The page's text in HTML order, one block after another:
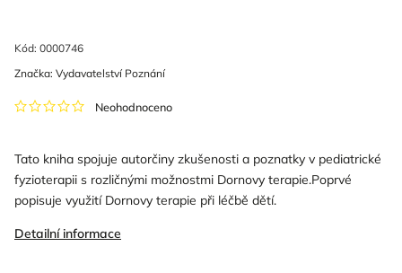
Kód: 0000746
Neohodnoceno
Tato kniha spojuje autorčiny zkušenosti a poznatky v pediatrické
fyzioterapii s rozličnými možnostmi Dornovy terapie.Poprvé
popisuje využití Dornovy terapie při léčbě dětí.
Detailní informace
Značka: Vydavatelství Poznání